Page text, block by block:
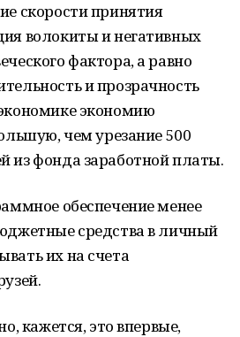
скорости принятия
волокиты и негативных
фактора, а равно
и прозрачность
экономию
чем урезание 500
из фонда заработной платы.
обеспечение менее
средства в личный
их на счета
кажется, это впервые,